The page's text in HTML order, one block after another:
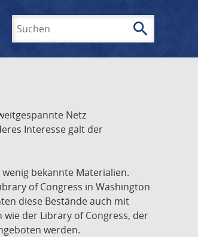
search
Netz
Interesse galt der
bekannte Materialien.
of Congress in Washington
diese Bestände auch mit
der Library of Congress, der
werden.